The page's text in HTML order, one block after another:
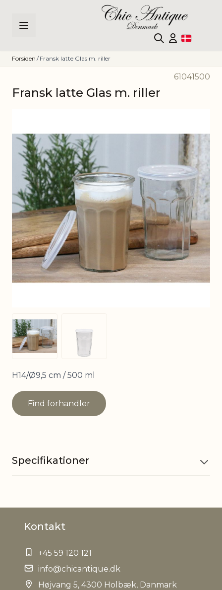
Forsiden / Fransk latte Glas m. riller
61041500
Fransk latte Glas m. riller
View larger image
H14/Ø9,5 cm / 500 ml
Find forhandler
Specifikationer
Godkendt
Indhold
Kontakt
+45 59 120 121
info@chicantique.dk
Højvang 5, 4300 Holbæk, Danmark